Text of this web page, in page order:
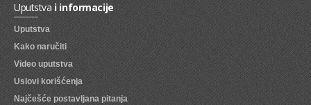
DZEMOVI, MARMALADE I MED
BOMBONI
ZVAKE
LIZALICE
Uputstvai informacije
Uputstva
Kako naručiti
Video uputstva
Uslovi korišćenja
Najčešće postavljana pitanja